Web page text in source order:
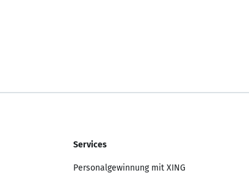
Services
Personalgewinnung mit XING